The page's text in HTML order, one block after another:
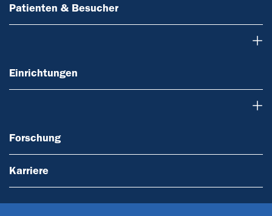
Patienten & Besucher
Einrichtungen
Forschung
Karriere